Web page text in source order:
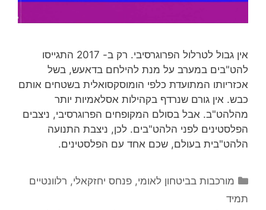
אין גבול לטרלול הפרוגרסיבי. רק ב- 2017 התגייסו
להט"בים במערב על מנת להילחם בדאעש, בשל
אכזריותו המתועדת כלפי הומוסקסואלית בשטחים אותם
כבש. אין גורם שנרדף בקהילות אסלאמיות יותר
מהלהט"ב. אבל בסולם המקופחים הפרוגרסיבי, ניצבים
הפלסטינים לפני הלהט"בים. לכן, ניצבת התנועה
הלהט"בית בעולם, שכם אחד עם הפלסטינים.
קטגוריות
מורכבות בביטחון לאומי,פנחס יחזקאלי, רלוונטיים
תמיד